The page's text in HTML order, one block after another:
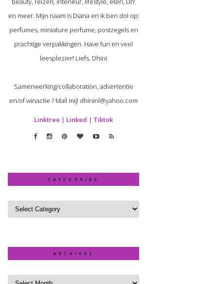
en meer. Mijn naam is Diana en ik ben dol op:
perfumes, miniature perfume, postzegels en
prachtige verpakkingen. Have fun en veel
leesplezier! Liefs, Dhini
Samenwerking/collaboration, advertentie
en/of winactie ? Mail mij! dhininl@yahoo.com
Linktree | Linked | Tiktok
CATEGORIES
ARCHIVES